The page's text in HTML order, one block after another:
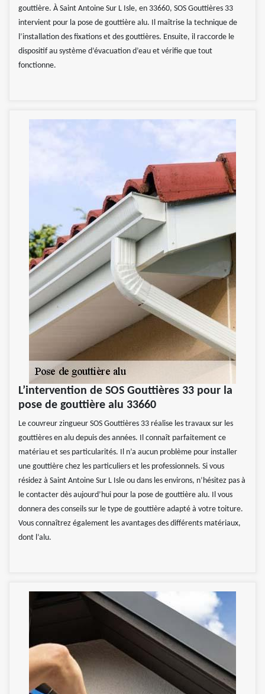
gouttière. À Saint Antoine Sur L Isle, en 33660, SOS Gouttières 33
intervient pour la pose de gouttière alu. Il maîtrise la technique de
l’installation des fixations et des gouttières. Ensuite, il raccorde le
dispositif au système d’évacuation d’eau et vérifie que tout
fonctionne.
L’intervention de SOS Gouttières 33 pour la
pose de gouttière alu 33660
Le couvreur zingueur SOS Gouttières 33 réalise les travaux sur les
gouttières en alu depuis des années. Il connaît parfaitement ce
matériau et ses particularités. Il n’a aucun problème pour installer
une gouttière chez les particuliers et les professionnels. Si vous
résidez à Saint Antoine Sur L Isle ou dans les environs, n’hésitez pas à
le contacter dès aujourd’hui pour la pose de gouttière alu. Il vous
donnera des conseils sur le type de gouttière adapté à votre toiture.
Vous connaîtrez également les avantages des différents matériaux,
dont l’alu.